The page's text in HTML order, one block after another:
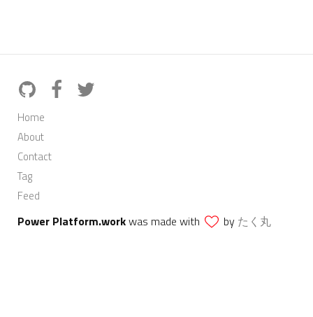
Home
About
Contact
Tag
Feed
Power Platform.workwas made with by たく丸